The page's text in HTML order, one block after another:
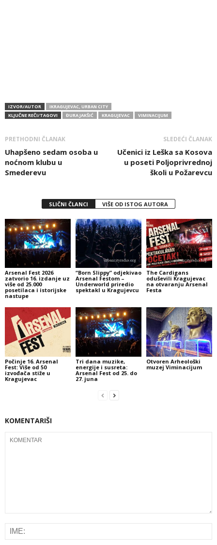
IZVOR/AUTOR
IKRAGUJEVAC, URBAN CITY
KLJUČNE REČI/TAGOVI
ĐURA JAKŠIĆ KRAGUJEVAC VIMINACIJUM
PRETHODNI ČLANAK
Uhapšeno sedam osoba u
noćnom klubu u
Smederevu
SLEDEĆI ČLANAK
Učenici iz Leška sa Kosova
u poseti Poljoprivrednoj
školi u Požarevcu
SLIČNI ČLANCI VIŠE OD ISTOG AUTORA
Arsenal Fest 2026
zatvorio 16. izdanje uz
više od 25.000
posetilaca i istorijske
nastupe
“Born Slippy” odjekivao
Arsenal Festom –
Underworld priredio
spektakl u Kragujevcu
The Cardigans
oduševili Kragujevac
na otvaranju Arsenal
Festa
Počinje 16. Arsenal
Fest: Više od 50
izvođača stiže u
Kragujevac
Tri dana muzike,
energije i susreta:
Arsenal Fest od 25. do
27. juna
Otvoren Arheološki
muzej Viminacijum
KOMENTARIŠI